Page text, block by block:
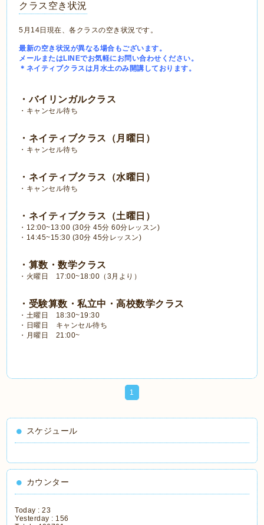
クラス空き状況
5月14日現在、各クラスの空き状況です。
最新の空き状況が異なる場合もございます。
メールまたはLINEでお気軽にお問い合わせください。
＊ネイティブクラスは月水土のみ開講しております。
・バイリンガルクラス
・キャンセル待ち
・ネイティブクラス（月曜日）
・キャンセル待ち
・ネイティブクラス（水曜日）
・キャンセル待ち
・ネイティブクラス（土曜日）
・12:00~13:00 (30分 45分 60分レッスン)
・14:45~15:30 (30分 45分レッスン)
・算数・数学クラス
・火曜日 17:00~18:00（3月より）
・受験算数・私立中・高校数学クラス
・土曜日 18:30~19:30
・日曜日 キャンセル待ち
・月曜日 21:00~
1
スケジュール
カウンター
Today :23
Yesterday : 156